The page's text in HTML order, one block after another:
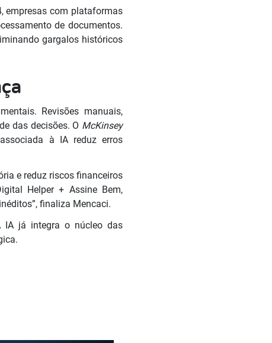
empresas com plataformas
de documentos.
gargalos históricos
Revisões manuais,
das decisões. O McKinsey
à IA reduz erros
e reduz riscos financeiros
Helper + Assine Bem,
finaliza Mencaci.
IA já integra o núcleo das